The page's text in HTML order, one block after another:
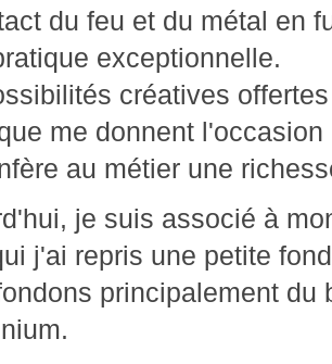
du feu et du métal en
exceptionnelle.
créatives
me donnent
au métier une
je suis associé à
j'ai repris une petite
principalement